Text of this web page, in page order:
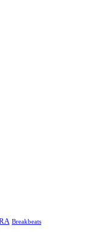
Breakbeats